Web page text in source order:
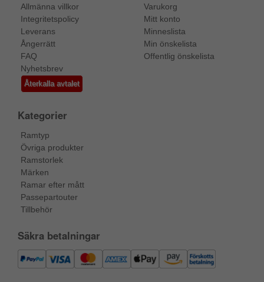
Allmänna villkor
Integritetspolicy
Leverans
Ångerrätt
FAQ
Nyhetsbrev
Återkalla avtalet
Varukorg
Mitt konto
Minneslista
Min önskelista
Offentlig önskelista
Kategorier
Ramtyp
Övriga produkter
Ramstorlek
Märken
Ramar efter mått
Passepartouter
Tillbehör
Säkra betalningar